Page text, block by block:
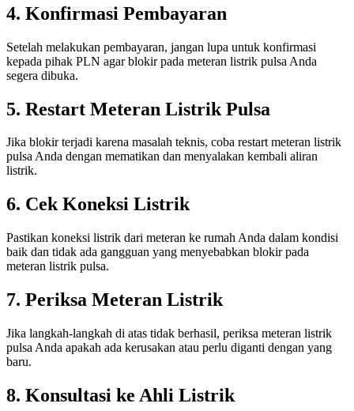
4. Konfirmasi Pembayaran
Setelah melakukan pembayaran, jangan lupa untuk konfirmasi
kepada pihak PLN agar blokir pada meteran listrik pulsa Anda
segera dibuka.
5. Restart Meteran Listrik Pulsa
Jika blokir terjadi karena masalah teknis, coba restart meteran listrik
pulsa Anda dengan mematikan dan menyalakan kembali aliran
listrik.
6. Cek Koneksi Listrik
Pastikan koneksi listrik dari meteran ke rumah Anda dalam kondisi
baik dan tidak ada gangguan yang menyebabkan blokir pada
meteran listrik pulsa.
7. Periksa Meteran Listrik
Jika langkah-langkah di atas tidak berhasil, periksa meteran listrik
pulsa Anda apakah ada kerusakan atau perlu diganti dengan yang
baru.
8. Konsultasi ke Ahli Listrik